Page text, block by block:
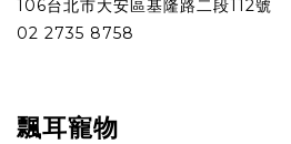
106台北市大安區基隆路二段112號
02 2735 8758
飄耳寵物